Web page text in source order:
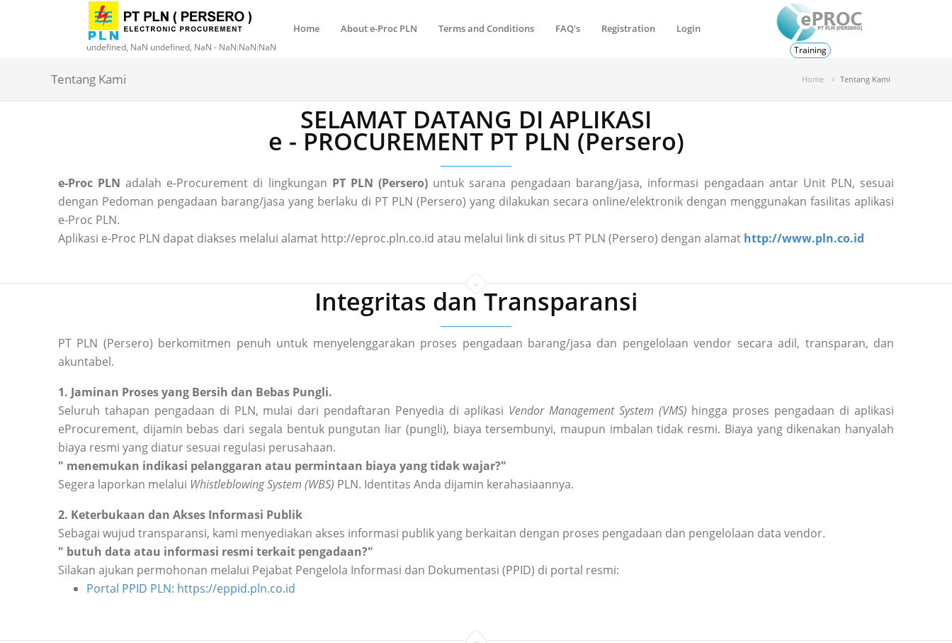
undefined, NaN undefined, NaN - NaN:NaN:NaN Training
Home About e-Proc PLN Terms and Conditions FAQ's Registration Login
Tentang Kami Home Tentang Kami
SELAMAT DATANG DI APLIKASI
e - PROCUREMENT PT PLN (Persero)
e-Proc PLN adalah e-Procurement di lingkungan PT PLN (Persero)untuk sarana pengadaan barang/jasa, informasi pengadaan antar Unit PLN, sesuai
dengan Pedoman pengadaan barang/jasa yang berlaku di PT PLN (Persero) yang dilakukan secara online/elektronik dengan menggunakan fasilitas aplikasi
e-Proc PLN.
Aplikasi e-Proc PLN dapat diakses melalui alamat http://eproc.pln.co.id atau melalui link di situs PT PLN (Persero) dengan alamat http://www.pln.co.id
Integritas dan Transparansi
PT PLN (Persero) berkomitmen penuh untuk menyelenggarakan proses pengadaan barang/jasa dan pengelolaan vendor secara adil, transparan, dan
akuntabel.
1. Jaminan Proses yang Bersih dan Bebas Pungli.
Seluruh tahapan pengadaan di PLN, mulai dari pendaftaran Penyedia di aplikasi Vendor Management System (VMS) hingga proses pengadaan di aplikasi
eProcurement, dijamin bebas dari segala bentuk pungutan liar (pungli), biaya tersembunyi, maupun imbalan tidak resmi. Biaya yang dikenakan hanyalah
biaya resmi yang diatur sesuai regulasi perusahaan.
" menemukan indikasi pelanggaran atau permintaan biaya yang tidak wajar?"
Segera laporkan melalui Whistleblowing System (WBS) PLN. Identitas Anda dijamin kerahasiaannya.
2. Keterbukaan dan Akses Informasi Publik
Sebagai wujud transparansi, kami menyediakan akses informasi publik yang berkaitan dengan proses pengadaan dan pengelolaan data vendor.
" butuh data atau informasi resmi terkait pengadaan?"
Silakan ajukan permohonan melalui Pejabat Pengelola Informasi dan Dokumentasi (PPID) di portal resmi:
Portal PPID PLN: https://eppid.pln.co.id